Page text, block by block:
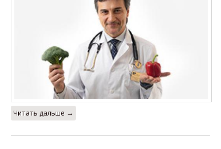
Читать дальше →